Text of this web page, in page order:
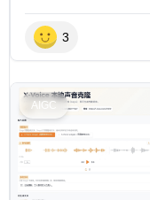
3
AIGC